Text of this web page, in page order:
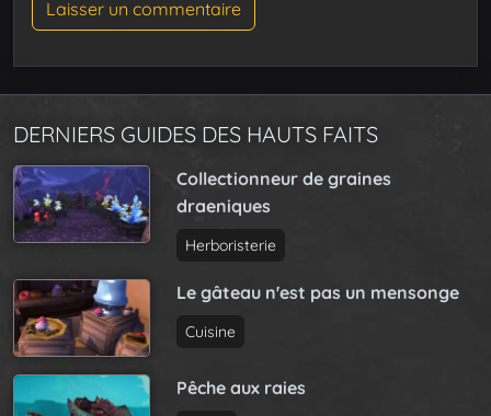
DERNIERS GUIDES DES HAUTS FAITS
Collectionneur de graines
draeniques
Herboristerie
Le gâteau n'est pas un mensonge
Cuisine
Pêche aux raies